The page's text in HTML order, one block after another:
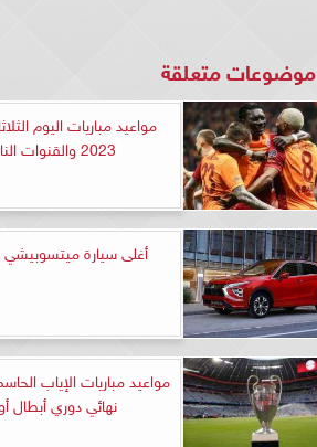
موضوعات متعلقة
2023 والقنوات الناقلة
أغلى سيارة
مواعيد مباريات الإياب
نهائي دوري أبطال